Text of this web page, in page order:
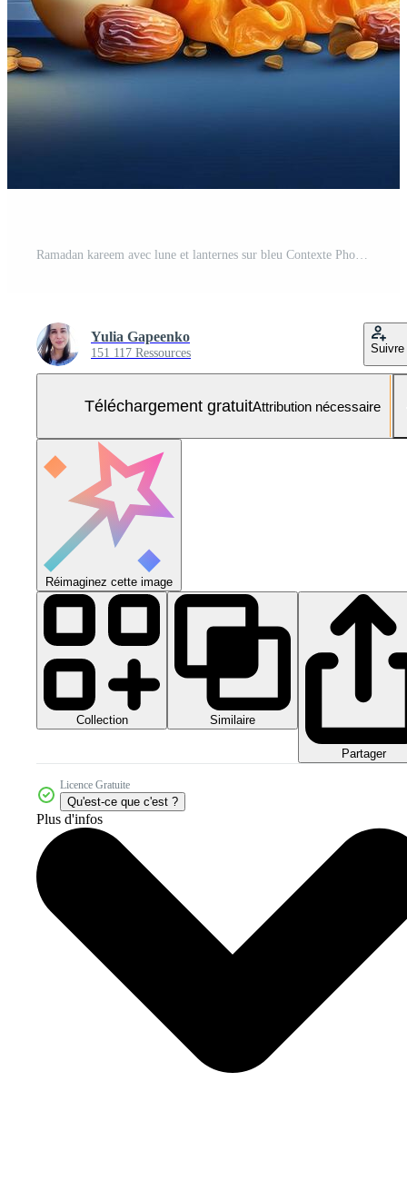
Ramadan kareem avec lune et lanternes sur bleu Contexte Photo Gratuite
Yulia Gapeenko
151 117 Ressources Suivre
Téléchargement gratuitAttribution nécessaire
Réimaginez cette image
Collection Similaire
Partager
Licence Gratuite
Qu'est-ce que c'est ?
Plus d'infos